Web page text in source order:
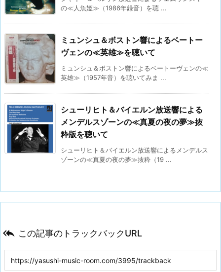
の≪人魚姫≫（1986年録音）を聴 ...
ミュンシュ＆ボストン響によるベートー
ヴェンの≪英雄≫を聴いて
ミュンシュ＆ボストン響によるベートーヴェンの≪
英雄≫（1957年音）を聴いてみま ...
シューリヒト＆バイエルン放送響による
メンデルスゾーンの≪真夏の夜の夢≫抜
粋版を聴いて
シューリヒト＆バイエルン放送響によるメンデルス
ゾーンの≪真夏の夜の夢≫抜粋（19 ...
 この記事のトラックバックURL